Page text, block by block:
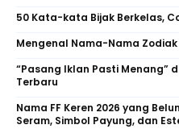
50 Kata-kata Bijak Berkelas,
Mengenal Nama-Nama
“Pasang Iklan Pasti Menang”
Terbaru
Nama FF Keren 2026 yang
Seram, Simbol Payung, dan